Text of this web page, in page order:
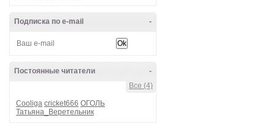
-
Подписка по e-mail
-
Постоянные читатели
Все (4)
Cooliga cricket666 ОГОЛЬ
Татьяна_Веретельник